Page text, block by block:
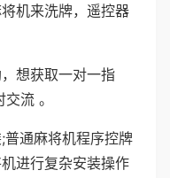
机来洗牌，遥控器
想获取一对一指
流 。
通麻将机程序控牌
进行复杂安装操作